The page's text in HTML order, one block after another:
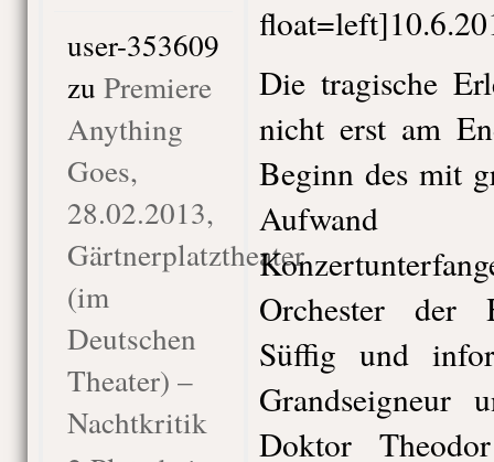
user-353609
zu Premiere
Anything
Goes,
28.02.2013,
Gärtnerplatztheater
(im
Deutschen
Theater) –
Nachtkritik
Die tragische
nicht erst am
Beginn des mit
Aufwand
Orchester der
Süffig und
Grandseigneur
Doktor